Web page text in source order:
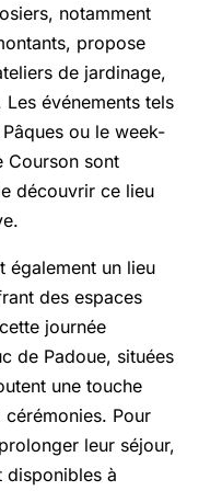
notamment
propose
de jardinage,
événements tels
ou le week-
Courson sont
découvrir ce lieu
également un lieu
des espaces
journée
de Padoue, situées
une touche
cérémonies. Pour
leur séjour,
disponibles à